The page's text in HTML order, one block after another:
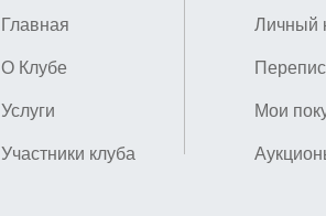
Главная
О Клубе
Услуги
Участники клуба
Личный
Мои